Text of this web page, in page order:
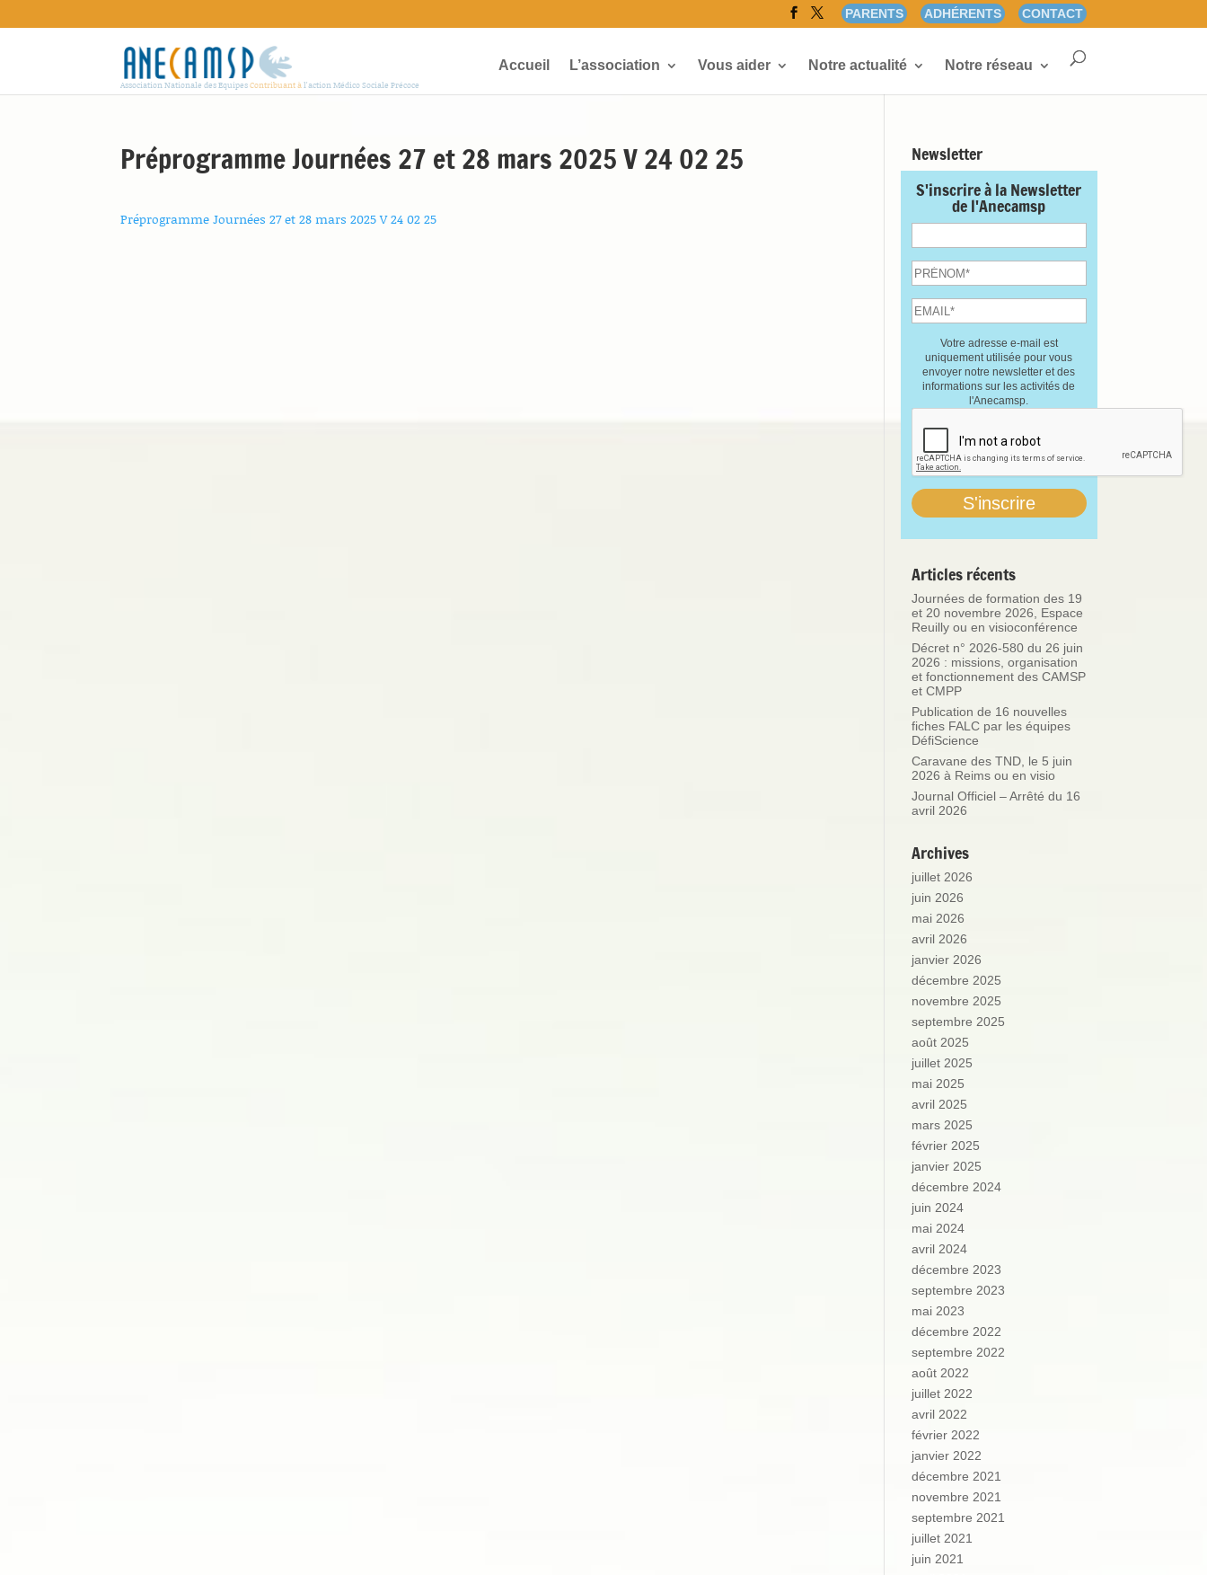
PARENTS ADHÉRENTS CONTACT
Association Nationale des EquipesContribuant àl'action Médico Sociale Précoce
Accueil L’association Vous aider Notre actualité Notre réseau
Préprogramme Journées 27 et 28 mars 2025 V 24 02 25
Préprogramme Journées 27 et 28 mars 2025 V 24 02 25
Newsletter
S'inscrire à la Newsletter
de l'Anecamsp
Votre adresse e-mail est
uniquement utilisée pour vous
envoyer notre newsletter et des
informations sur les activités de
l'Anecamsp.
Articles récents
Journées de formation des 19
et 20 novembre 2026, Espace
Reuilly ou en visioconférence
Décret n° 2026-580 du 26 juin
2026 : missions, organisation
et fonctionnement des CAMSP
et CMPP
Publication de 16 nouvelles
fiches FALC par les équipes
DéfiScience
Caravane des TND, le 5 juin
2026 à Reims ou en visio
Journal Officiel – Arrêté du 16
avril 2026
Archives
juillet 2026
juin 2026
mai 2026
avril 2026
janvier 2026
décembre 2025
novembre 2025
septembre 2025
août 2025
juillet 2025
mai 2025
avril 2025
mars 2025
février 2025
janvier 2025
décembre 2024
juin 2024
mai 2024
avril 2024
décembre 2023
septembre 2023
mai 2023
décembre 2022
septembre 2022
août 2022
juillet 2022
avril 2022
février 2022
janvier 2022
décembre 2021
novembre 2021
septembre 2021
juillet 2021
juin 2021